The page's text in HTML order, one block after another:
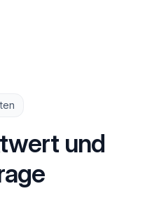
und